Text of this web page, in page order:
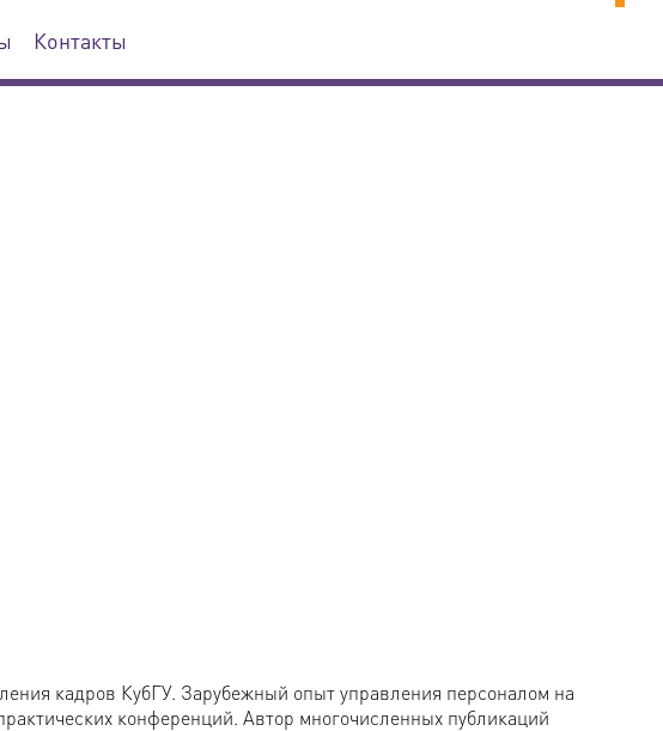
Контакты
кадров КубГУ. Зарубежный опыт управления персоналом на
конференций. Автор многочисленных публикаций